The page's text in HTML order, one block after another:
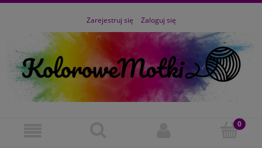
Zarejestruj się Zaloguj się